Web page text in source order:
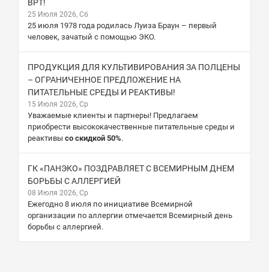
ВРТ!
25 Июля 2026, Сб
25 июля 1978 года родилась Луиза Браун – первый
человек, зачатый с помощью ЭКО.
ПРОДУКЦИЯ ДЛЯ КУЛЬТИВИРОВАНИЯ ЗА ПОЛЦЕНЫ
– ОГРАНИЧЕННОЕ ПРЕДЛОЖЕНИЕ НА
ПИТАТЕЛЬНЫЕ СРЕДЫ И РЕАКТИВЫ!
15 Июля 2026, Ср
Уважаемые клиенты и партнеры! Предлагаем
приобрести высококачественные питательные среды и
реактивы со скидкой 50%.
ГК «ПАНЭКО» ПОЗДРАВЛЯЕТ С ВСЕМИРНЫМ ДНЕМ
БОРЬБЫ С АЛЛЕРГИЕЙ
08 Июля 2026, Ср
Ежегодно 8 июля по инициативе Всемирной
организации по аллергии отмечается Всемирный день
борьбы с аллергией.